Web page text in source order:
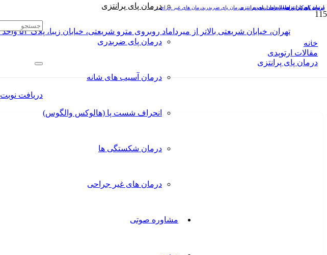
تهران، خیابان شریعتی بالاتر از میرداماد روبروی مترو شریعتی، خیابان زیبا، پلاک ۵۴ واحد ۱
درمان پای پرانتزی
درمان پای ضربدری
درمان آسیب های شانه
انحراف شست پا (هالوکس والگوس)
درمان شکستگی ها
درمان های غیر جراحی
مشاوره صوتی
دریافت نوبت
درمان پای پرانتزی
خانه
مقالات ارتوپدی
درمان پای پرانتزی
ارتوپد کودکان و اطفالدرمان پای پرانتزیدرمان پای ضربدریدرمان های غیر جراحی ارتوپد کودکان و اطفالدرمان پای پرانتزی درمان پای پرانتزیفیلم های ارتوپدیدرمان پای پرانتزی
درمان پای پرانتزی
درمان پای پرانتزی